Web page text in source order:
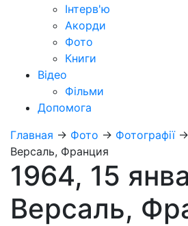
Інтерв'ю
Акорди
Фото
Книги
Відео
Фільми
Допомога
Главная → Фото → Фотографії→
Версаль, Франция
1964, 15
Версаль,